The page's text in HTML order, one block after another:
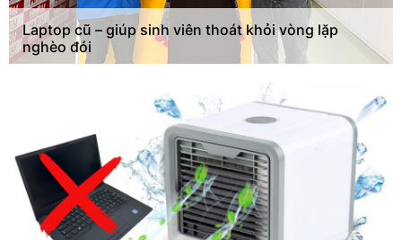
Laptop cũ – giúp sinh viên thoát khỏi vòng lặp
nghèo đói